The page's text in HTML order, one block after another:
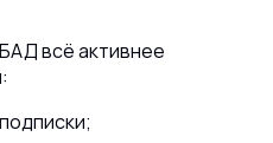
всё активнее